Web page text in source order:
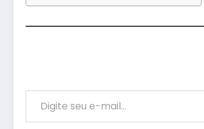
Digite seu e-mail…